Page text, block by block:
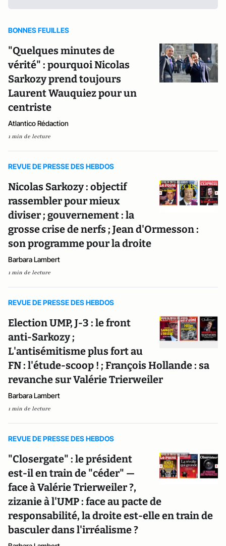
BONNES FEUILLES
"Quelques minutes de
vérité" : pourquoi Nicolas
Sarkozy prend toujours
Laurent Wauquiez pour un
centriste
Atlantico Rédaction
1 min de lecture
REVUE DE PRESSE DES HEBDOS
Nicolas Sarkozy : objectif
rassembler pour mieux
diviser ; gouvernement : la
grosse crise de nerfs ; Jean d'Ormesson :
son programme pour la droite
Barbara Lambert
1 min de lecture
REVUE DE PRESSE DES HEBDOS
Election UMP, J-3 : le front
anti-Sarkozy ;
L'antisémitisme plus fort au
FN : l'étude-scoop ! ; François Hollande : sa
revanche sur Valérie Trierweiler
Barbara Lambert
1 min de lecture
REVUE DE PRESSE DES HEBDOS
"Closergate" : le président
est-il en train de "céder" —
face à Valérie Trierweiler ?,
zizanie à l'UMP : face au pacte de
responsabilité, la droite est-elle en train de
basculer dans l'irréalisme ?